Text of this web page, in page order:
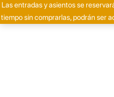
Las entradas y asientos se
tiempo sin comprarlas, podrán ser